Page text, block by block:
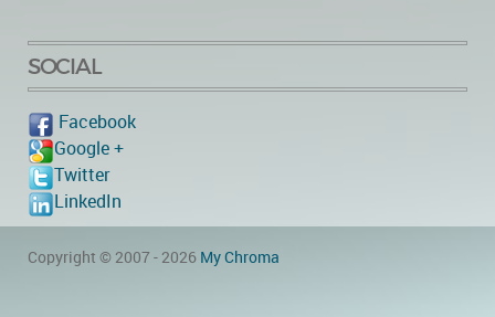
SOCIAL
Facebook
Google +
Twitter
LinkedIn
Copyright © 2007 - 2026 My Chroma